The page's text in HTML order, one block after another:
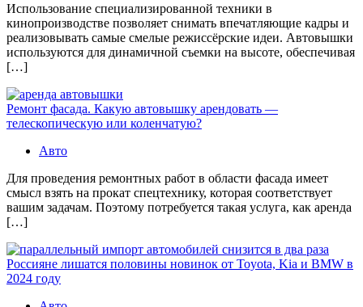
Использование специализированной техники в
кинопроизводстве позволяет снимать впечатляющие кадры и
реализовывать самые смелые режиссёрские идеи. Автовышки
используются для динамичной съемки на высоте, обеспечивая
[…]
Ремонт фасада. Какую автовышку арендовать —
телескопическую или коленчатую?
Авто
Для проведения ремонтных работ в области фасада имеет
смысл взять на прокат спецтехнику, которая соответствует
вашим задачам. Поэтому потребуется такая услуга, как аренда
[…]
Россияне лишатся половины новинок от Toyota, Kia и BMW в
2024 году